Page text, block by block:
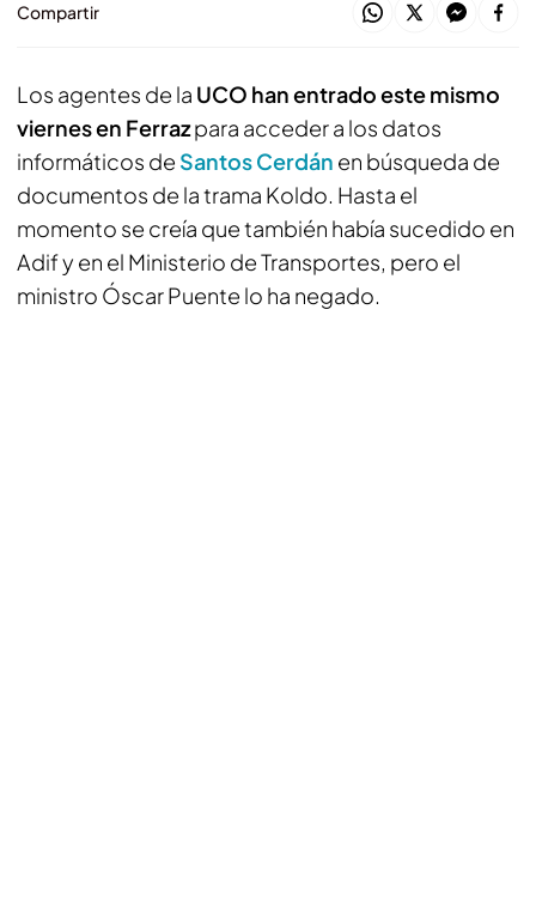
Compartir
Los agentes de la UCO han entrado este mismo
viernes en Ferrazpara acceder a los datos
informáticos de Santos Cerdán en búsqueda de
documentos de la trama Koldo. Hasta el
momento se creía que también había sucedido en
Adif y en el Ministerio de Transportes, pero el
ministro Óscar Puente lo ha negado.